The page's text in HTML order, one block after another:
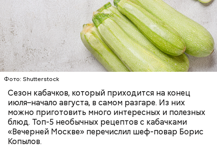
Фото: Shutterstock
Сезон кабачков, который приходится на конец
июля–начало августа, в самом разгаре. Из них
можно приготовить много интересных и полезных
блюд. Топ-5 необычных рецептов с кабачками
«Вечерней Москве» перечислил шеф-повар Борис
Копылов.
ЕДА ОВОЩИ РЕЦЕПТЫ
Вред дыни
Фото: Shutterstock